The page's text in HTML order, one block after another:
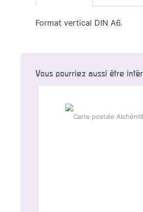
Format vertical DIN A6.
Vous pourriez aussi être